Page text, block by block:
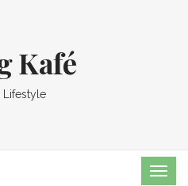
Kafé
Lifestyle